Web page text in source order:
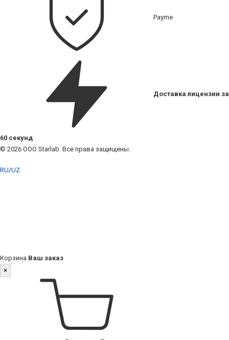
Payme
Доставка лицензии за
60 секунд
© 2026 ООО Starlab. Все права защищены.
RU/UZ
Корзина Ваш заказ
×